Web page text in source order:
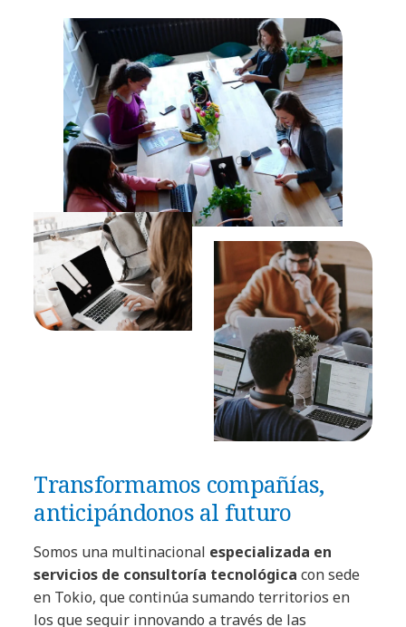
Transformamos compañías,
anticipándonos al futuro
Somos una multinacional especializada en
servicios de consultoría tecnológica con sede
en Tokio, que continúa sumando territorios en
los que seguir innovando a través de las